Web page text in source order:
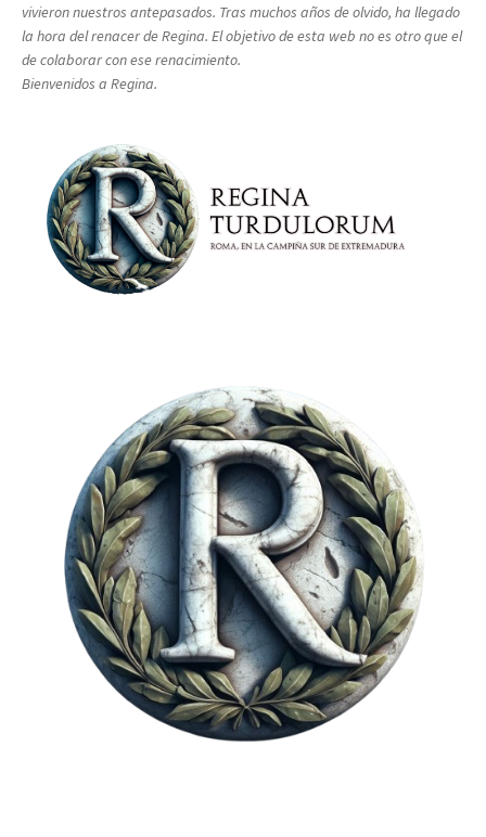
vivieron nuestros antepasados. Tras muchos años de olvido, ha llegado
la hora del renacer de Regina. El objetivo de esta web no es otro que el
de colaborar con ese renacimiento.
Bienvenidos a Regina.